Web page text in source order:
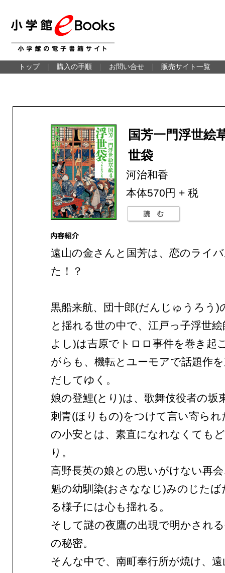
トップ 購入の手順 お問い合せ 販売サイト一覧
国芳一門浮世
世袋
河治和香
本体570円 + 税
遠山の金さんと国芳は、恋のライ
た！？
黒船来航、団十郎(だんじゅうろう)
と揺れる世の中で、江戸っ子浮世
よし)は吉原でトロロ事件を巻き起
がらも、機転とユーモアで話題作
だしてゆく。
娘の登鯉(とり)は、歌舞伎役者の坂
刺青(ほりもの)をつけて言い寄られ
の小安とは、素直になれなくても
り。
高野長英の娘との思いがけない再
魁の幼馴染(おさななじ)みのじた
る様子には心も揺れる。
そして謎の夜鷹の出現で明かされ
の秘密。
そんな中で、南町奉行所が焼け、